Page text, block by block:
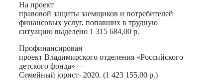
На проект
правовой защиты заемщиков и потребителей
финансовых услуг, попавших в трудную
ситуацию выделено 1 315 684,00 р.
Профинансирован
проект Владимирского отделения «Российского
детского фонда» —
Семейный юрист- 2020. (1 423 155,00 р.)